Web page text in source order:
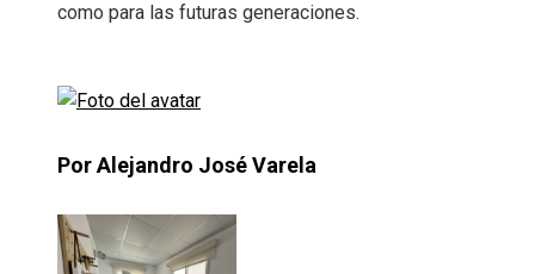
como para las futuras generaciones.
Por Alejandro José Varela